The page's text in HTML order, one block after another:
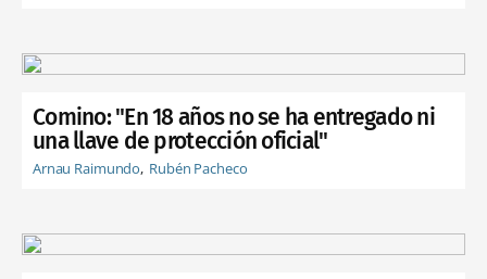
Comino: "En 18 años no se ha entregado ni
una llave de protección oficial"
Arnau Raimundo Rubén Pacheco